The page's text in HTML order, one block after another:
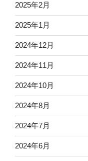
2025年2月
2025年1月
2024年12月
2024年11月
2024年10月
2024年8月
2024年7月
2024年6月